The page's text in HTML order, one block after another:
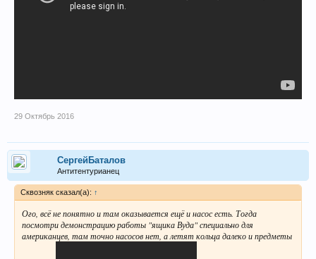
29 Октябрь 2016
СергейБаталов
Антитентурианец
Сквозняк сказал(а): ↑
Ого, всё не понятно и там оказывается ещё и насос есть. Тогда
посмотри демонстрацию работы "ящика Вуда" специально для
американцев, там точно насосов нет, а летят кольца далеко и предметы